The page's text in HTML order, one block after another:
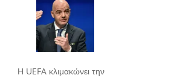
Η UEFA κλιμακώνει την